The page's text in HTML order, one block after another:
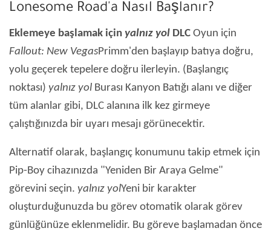
Lonesome Road'a Nasıl Başlanır?
Eklemeye başlamak için yalnız yol DLC Oyun için
Fallout: New VegasPrimm'den başlayıp batıya doğru,
yolu geçerek tepelere doğru ilerleyin. (Başlangıç ​​
noktası) yalnız yol Burası Kanyon Batığı alanı ve diğer
tüm alanlar gibi, DLC alanına ilk kez girmeye
çalıştığınızda bir uyarı mesajı görünecektir.
Alternatif olarak, başlangıç ​​konumunu takip etmek için
Pip-Boy cihazınızda "Yeniden Bir Araya Gelme"
görevini seçin. yalnız yolYeni bir karakter
oluşturduğunuzda bu görev otomatik olarak görev
günlüğünüze eklenmelidir. Bu göreve başlamadan önce